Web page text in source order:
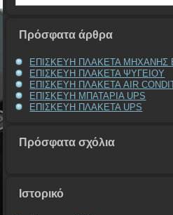
Πρόσφατα άρθρα
ΕΠΙΣΚΕΥΗ ΠΛΑΚΕΤΑ ΜΗΧΑΝΗΣ
ΕΠΙΣΚΕΥΗ ΠΛΑΚΕΤΑ ΨΥΓΕΙΟΥ
ΕΠΙΣΚΕΥΗ ΠΛΑΚΕΤΑ AIR
ΕΠΙΣΚΕΥΗ ΜΠΑΤΑΡΙΑ UPS
ΕΠΙΣΚΕΥΗ ΠΛΑΚΕΤΑ UPS
Πρόσφατα σχόλια
Ιστορικό